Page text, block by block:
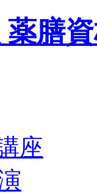
膳
座